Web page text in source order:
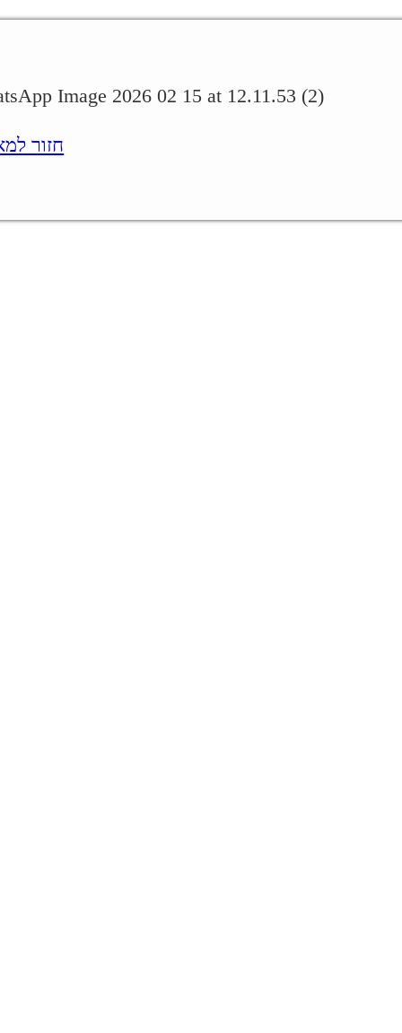
WhatsApp Image 2026 02 15 at 12.11.53 (2)
חזור למאמר.